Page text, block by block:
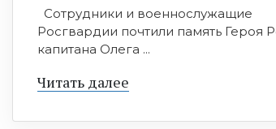
Сотрудники и военнослужащие
Росгвардии почтили память Героя
капитана Олега ...
Читать далее